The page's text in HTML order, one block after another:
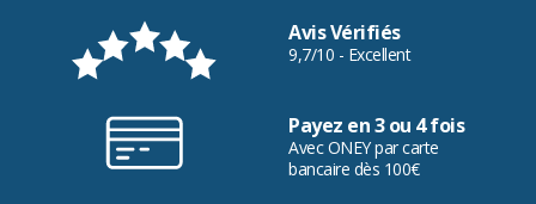
Avis Vérifiés
9,7/10 - Excellent
Payez en 3 ou 4 fois
Avec ONEY par carte
bancaire dès 100€